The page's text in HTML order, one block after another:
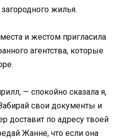
жилья.
и жестом пригласила
агентства, которые
— спокойно сказала я,
свои документы и
доставит по адресу твоей
Жанне, что если она